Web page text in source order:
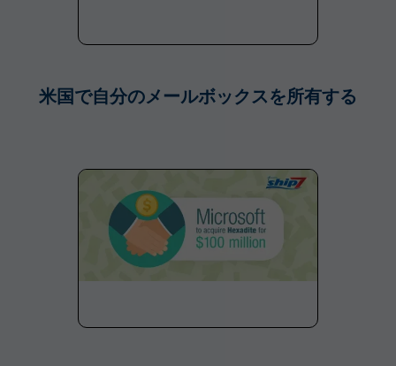
米国で自分のメールボックスを所有する